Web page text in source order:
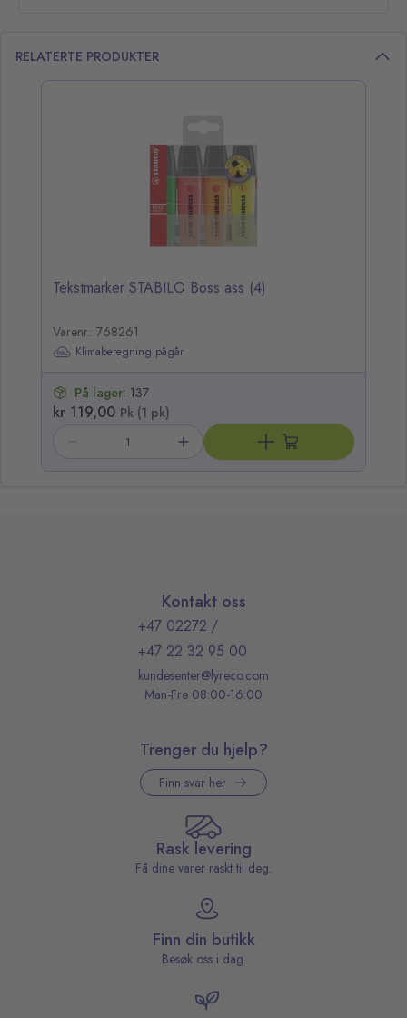
RELATERTE PRODUKTER
Tekstmarker STABILO Boss ass (4)
Varenr.: 768261
Klimaberegning pågår
På lager: 137
kr 119,00 Pk (1 pk)
Kontakt oss
+47 02272 /
+47 22 32 95 00
kundesenter@lyreco.com
Man-Fre 08:00-16:00
Trenger du hjelp?
Finn svar her
Rask levering
Få dine varer raskt til deg.
Finn din butikk
Besøk oss i dag.